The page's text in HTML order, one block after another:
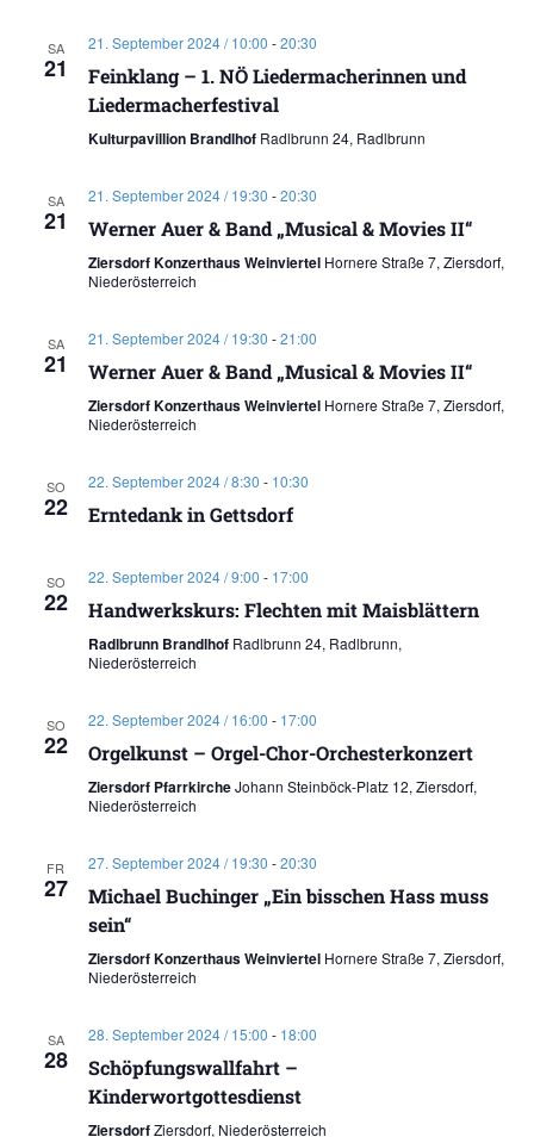
SA
21
21. September 2024 / 10:00 -20:30
Feinklang – 1. NÖ Liedermacherinnen und
Liedermacherfestival
Kulturpavillion Brandlhof Radlbrunn 24, Radlbrunn
SA
21
21. September 2024 / 19:30 -20:30
Werner Auer & Band „Musical & Movies II“
Ziersdorf Konzerthaus Weinviertel Hornere Straße 7, Ziersdorf,
Niederösterreich
SA
21
21. September 2024 / 19:30 -21:00
Werner Auer & Band „Musical & Movies II“
Ziersdorf Konzerthaus Weinviertel Hornere Straße 7, Ziersdorf,
Niederösterreich
SO
22
22. September 2024 / 8:30 - 10:30
Erntedank in Gettsdorf
SO
22
22. September 2024 / 9:00 - 17:00
Handwerkskurs: Flechten mit Maisblättern
Radlbrunn Brandlhof Radlbrunn 24, Radlbrunn,
Niederösterreich
SO
22
22. September 2024 / 16:00 - 17:00
Orgelkunst – Orgel-Chor-Orchesterkonzert
Ziersdorf PfarrkircheJohann Steinböck-Platz 12, Ziersdorf,
Niederösterreich
FR
27
27. September 2024 / 19:30 -20:30
Michael Buchinger „Ein bisschen Hass muss
sein“
Ziersdorf Konzerthaus Weinviertel Hornere Straße 7, Ziersdorf,
Niederösterreich
SA
28
28. September 2024 / 15:00 - 18:00
Schöpfungswallfahrt –
Kinderwortgottesdienst
ZiersdorfZiersdorf, Niederösterreich